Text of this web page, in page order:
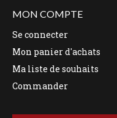
MON COMPTE
Se connecter
Mon panier d'achats
Ma liste de souhaits
Commander